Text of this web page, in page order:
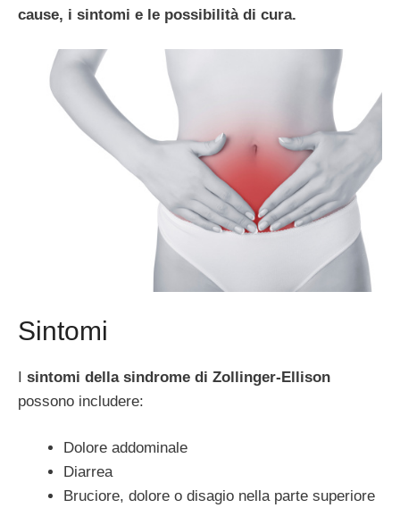
cause, i sintomi e le possibilità di cura.
Sintomi
I sintomi della sindrome di Zollinger-Ellison
possono includere:
Dolore addominale
Diarrea
Bruciore, dolore o disagio nella parte superiore